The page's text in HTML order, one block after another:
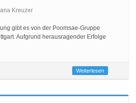
Kreuzer
gibt es von der Poomsae-Gruppe
Aufgrund herausragender Erfolge
Weiterlesen